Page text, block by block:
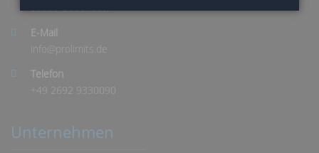
53539 Bodenbach
E-Mail
info@ prolimits.de
Telefon
+49 2692 9330090
Unternehmen